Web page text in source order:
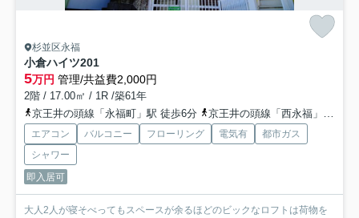
杉並区永福
小倉ハイツ201
5万円 管理/共益費2,000円
2階 / 17.00㎡ / 1R /築61年
京王井の頭線「永福町」駅 徒歩6分
京王井の頭線「西永福」駅 徒歩10分
エアコン バルコニー フローリング 電気有
都市ガス
シャワー
即入居可
大人2人が寝そべってもスペースが余るほどのビックなロフトは荷物を